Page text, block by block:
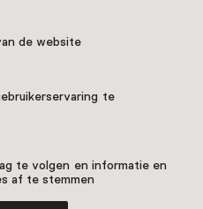
de website
te
te volgen en informatie en
af te stemmen
Naturalis